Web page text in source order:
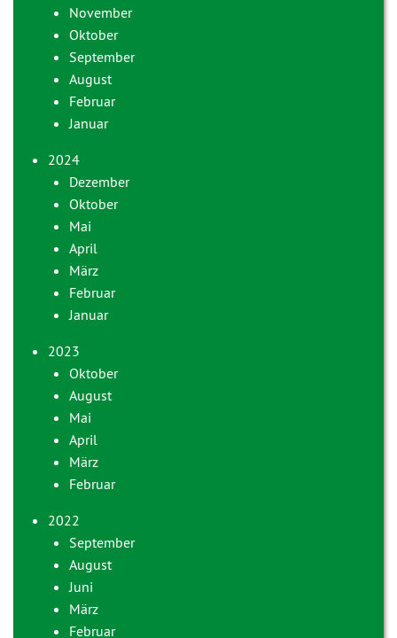
November
Oktober
September
August
Februar
Januar
2024
Dezember
Oktober
Mai
April
März
Februar
Januar
2023
Oktober
August
Mai
April
März
Februar
2022
September
August
Juni
März
Februar